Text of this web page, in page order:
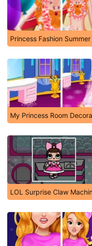
Princess Fashion
My Princess Room
LOL Surprise Claw